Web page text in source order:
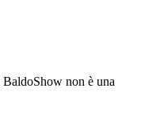
BaldoShow non è una